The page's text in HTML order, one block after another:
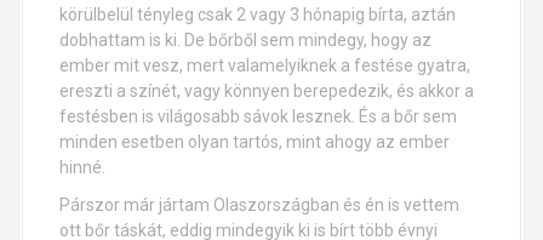
körülbelül tényleg csak 2 vagy 3 hónapig bírta, aztán
dobhattam is ki. De bőrből sem mindegy, hogy az
ember mit vesz, mert valamelyiknek a festése gyatra,
ereszti a színét, vagy könnyen berepedezik, és akkor a
festésben is világosabb sávok lesznek. És a bőr sem
minden esetben olyan tartós, mint ahogy az ember
hinné.
Párszor már jártam Olaszországban és én is vettem
ott bőr táskát, eddig mindegyik ki is bírt több évnyi